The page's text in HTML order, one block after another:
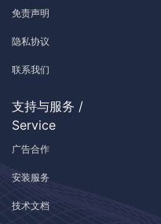
免责声明
隐私协议
联系我们
支持与服务 /
Service
广告合作
安装服务
技术文档